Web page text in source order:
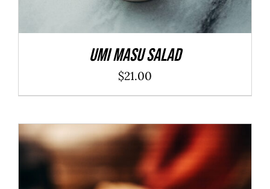
Umi Masu Salad
$21.00